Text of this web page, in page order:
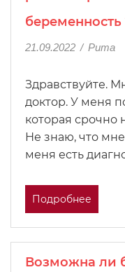
беременность
21.09.2022 / Рита
Здравствуйте.
доктор. У меня
которая срочно
Не знаю, что
меня есть
Подробнее
Возможна ли